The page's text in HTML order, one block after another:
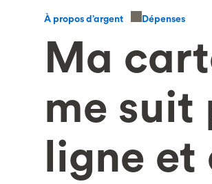
À propos d’argent Dépenses
Ma
me suit
ligne et